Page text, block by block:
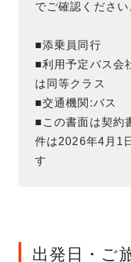
でご確認ください
■添乗員同行
■利用予定バス
は同等クラス
■交通機関:バス
■この書面は契約
件は2026年4月1
す
出発日・ご